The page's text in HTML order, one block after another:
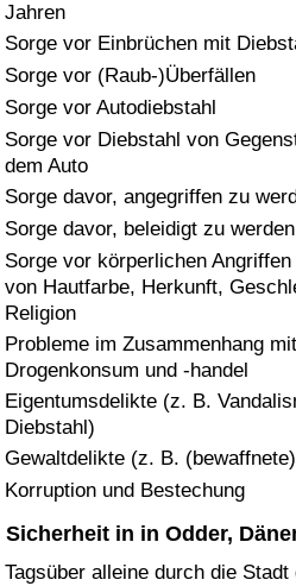
Jahren
Sorge vor Einbrüchen mit
Sorge vor (Raub-)Überfällen
Sorge vor Autodiebstahl
Sorge vor Diebstahl von
dem Auto
Sorge davor, angegriffen zu
Sorge davor, beleidigt zu werden
Sorge vor körperlichen
von Hautfarbe, Herkunft,
Religion
Probleme im Zusammenhang mit
Drogenkonsum und -handel
Eigentumsdelikte (z. B.
Diebstahl)
Gewaltdelikte (z. B.
Korruption und Bestechung
Sicherheit in in Odder,
Tagsüber alleine durch die Stadt
Kriminalitätsindex nach Land
Gesundheitsversorgung
Gesundheitsversorgungs-
Gesundheitsversorgungs-Index
Gesundheitsversorgungs-
Umweltverschmutzung
Umweltverschmutzungs-
Verschmutzungsindex
Umweltverschmutzungs-Index
Verkehr